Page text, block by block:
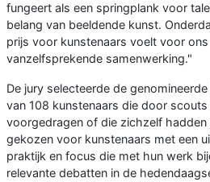
fungeert als een springplank voor
belang van beeldende kunst.
prijs voor kunstenaars voelt voor
vanzelfsprekende samenwerking."
De jury selecteerde de
van 108 kunstenaars die door
voorgedragen of die zichzelf hadden
gekozen voor kunstenaars met een
praktijk en focus die met hun werk
relevante debatten in de